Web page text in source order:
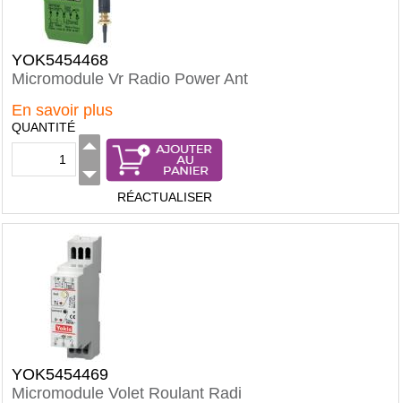
YOK5454468
Micromodule Vr Radio Power Ant
En savoir plus
QUANTITÉ
RÉACTUALISER
YOK5454469
Micromodule Volet Roulant Radi